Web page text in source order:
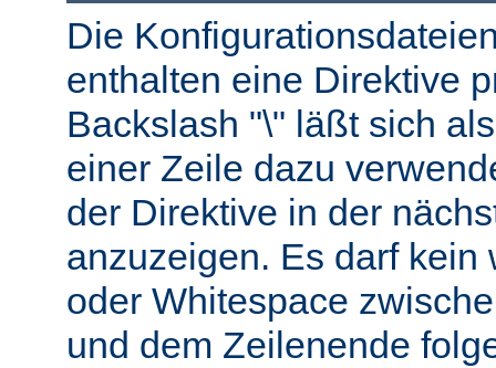
Die
enthalten eine Direktive
Backslash "\" läßt sich
einer Zeile dazu
der Direktive in der
anzuzeigen. Es darf kein
oder Whitespace
und dem Zeilenende